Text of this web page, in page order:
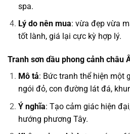
spa.
Lý do nên mua: vừa đẹp vừa
tốt lành, giá lại cực kỳ hợp lý.
Tranh sơn dầu phong cảnh châu
Mô tả: Bức tranh thể hiện một
ngói đỏ, con đường lát đá,
Ý nghĩa: Tạo cảm giác hiện
hướng phương Tây.